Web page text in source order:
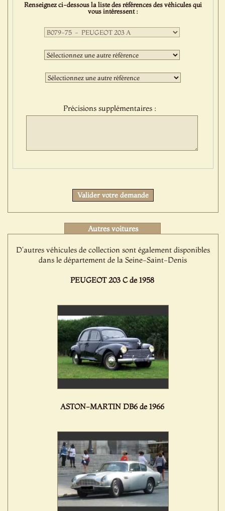
Renseignez ci-dessous la liste des références des véhicules qui
vous intéressent :
Première
sélection
:Deuxième
sélection
:Troisième
sélection
Précisions supplémentaires :
Valider votre demande
Autres voitures
D'autres véhicules de collection sont également disponibles
dans le département de la Seine-Saint-Denis
PEUGEOT 203 C de 1958
ASTON-MARTIN DB6 de 1966